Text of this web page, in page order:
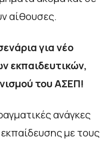
αίθουσες.
για νέο
εκπαιδευτικών,
του ΑΣΕΠ!
ανάγκες
με τους